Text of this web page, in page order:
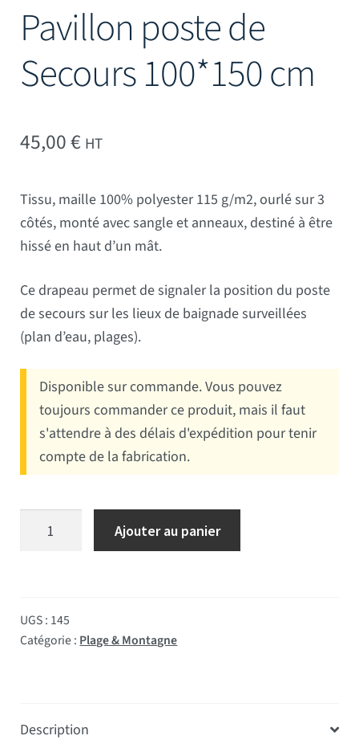
Pavillon poste de
Secours 100*150 cm
45,00€ HT
Tissu, maille 100% polyester 115 g/m2, ourlé sur 3
côtés, monté avec sangle et anneaux, destiné à être
hissé en haut d’un mât.
Ce drapeau permet de signaler la position du poste
de secours sur les lieux de baignade surveillées
(plan d’eau, plages).
Disponible sur commande. Vous pouvez
toujours commander ce produit, mais il faut
s'attendre à des délais d'expédition pour tenir
compte de la fabrication.
quantité de Pavillon poste de Secours 100*150 cm
Ajouter au panier
UGS : 145
Catégorie : Plage & Montagne
Description